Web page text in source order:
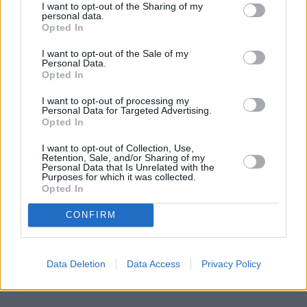
I want to opt-out of the Sharing of my
personal data.
Opted In
I want to opt-out of the Sale of my
Personal Data.
Opted In
I want to opt-out of processing my
Personal Data for Targeted Advertising.
Opted In
I want to opt-out of Collection, Use,
Retention, Sale, and/or Sharing of my
Personal Data that Is Unrelated with the
Purposes for which it was collected.
Opted In
CONFIRM
Data Deletion Data Access Privacy Policy
Na przykład w Wisconsin mieszkańcy słabo
zaludnionych obszarów wiejskich na ogół popierają
Trumpa. Ale one jako pierwsze ogłoszą swoje
wyniki. Z kolei bastiony Demokratów, takie jak
miasto Milwaukee, wolniej zliczają głosy. To sprawi,
że na początku wyborczego wieczoru Wisconsin
będzie czerwone, potem sytuacja może się
diametralnie zmienić.
REKLAMA